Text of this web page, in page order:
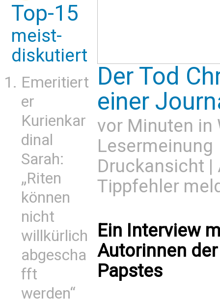
Top-15
meist-
diskutiert
Emeritiert
er
Kurienkar
dinal
Sarah:
„Riten
können
nicht
willkürlich
abgescha
fft
werden“
Der Tod
einer
vor Minuten in
Lesermeinung
Druckansicht |
Tippfehler
Ein Interview
Autorinnen
Papstes